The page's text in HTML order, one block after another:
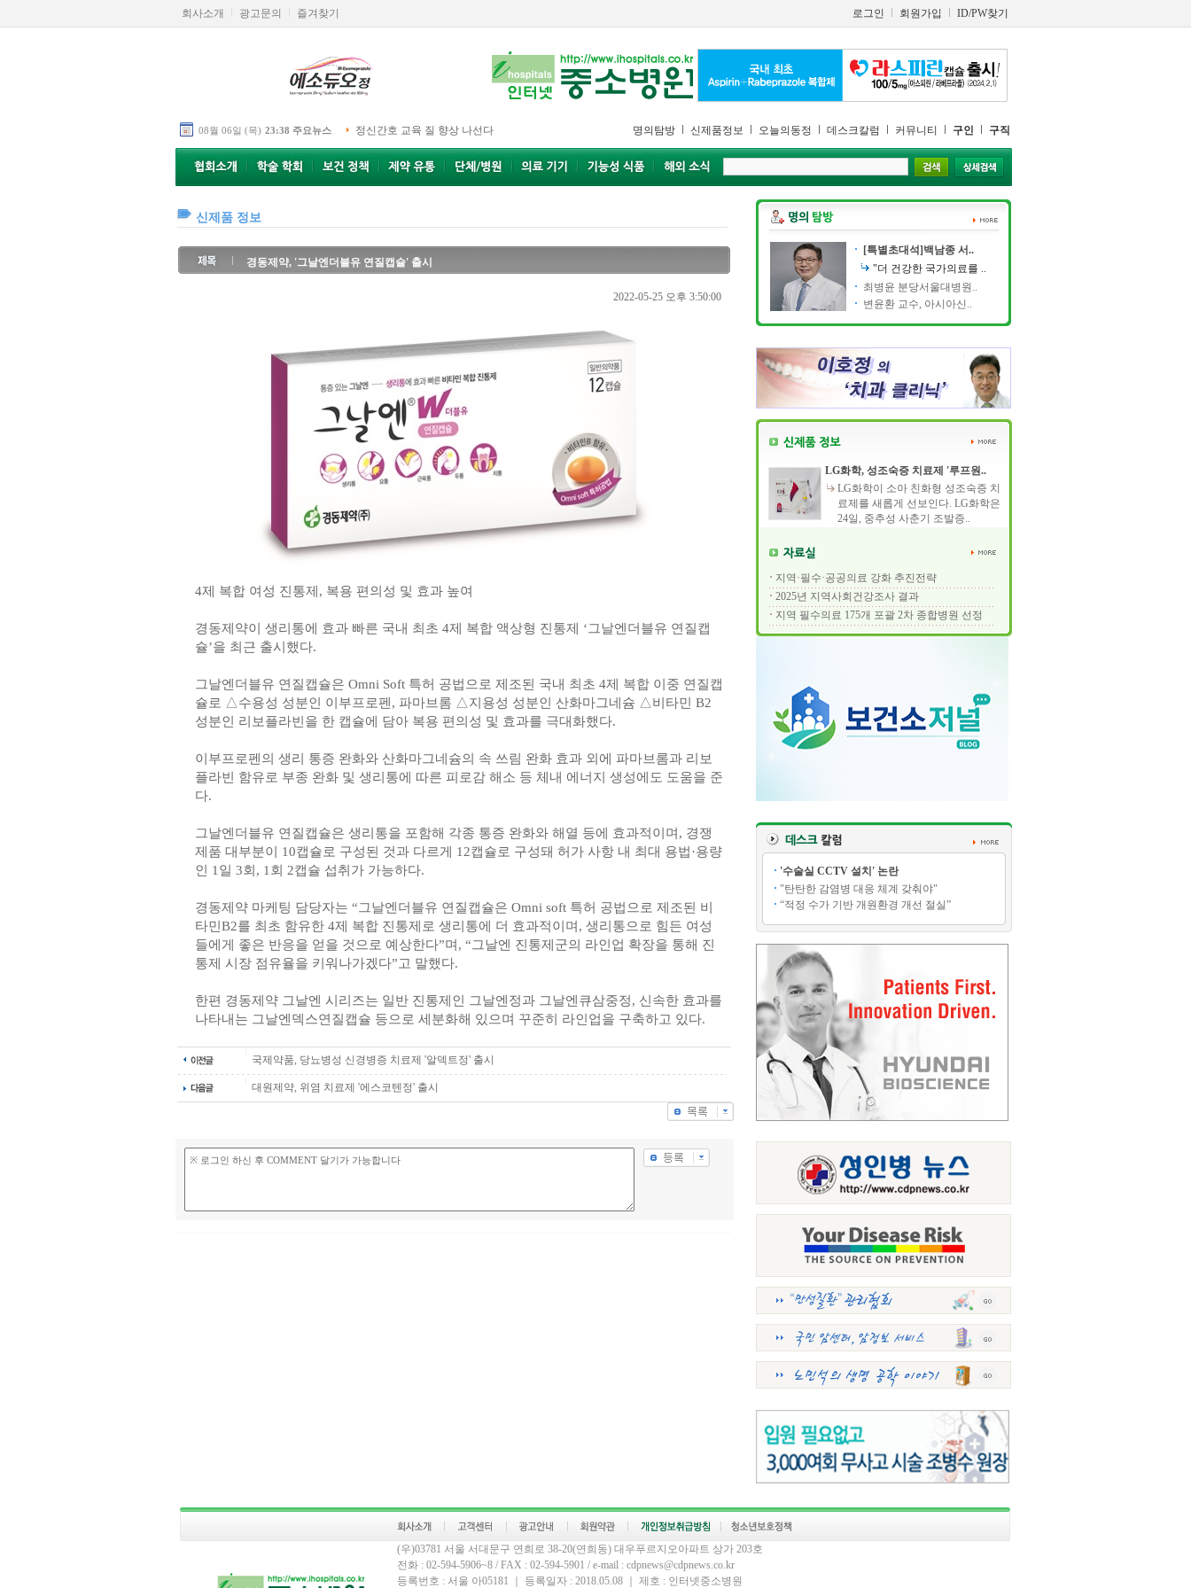
회사소개 광고문의 즐겨찾기 로그인 회원가입 ID/PW찾기
08월 06일 (목) 23:38 주요뉴스 정신간호 교육 질 향상 나선다 명의탐방 신제품정보 오늘의동정 데스크칼럼 커뮤니티 구인 구직
신제품 정보
경동제약, '그날엔더블유 연질캡슐' 출시
2022-05-25 오후 3:50:00
4제 복합 여성 진통제, 복용 편의성 및 효과 높여
경동제약이 생리통에 효과 빠른 국내 최초 4제 복합 액상형 진통제 ‘그날엔더블유 연질캡
슐’을 최근 출시했다.
그날엔더블유 연질캡슐은 Omni Soft 특허 공법으로 제조된 국내 최초 4제 복합 이중 연질캡
슐로 △수용성 성분인 이부프로펜, 파마브롬 △지용성 성분인 산화마그네슘 △비타민 B2
성분인 리보플라빈을 한 캡슐에 담아 복용 편의성 및 효과를 극대화했다.
이부프로펜의 생리 통증 완화와 산화마그네슘의 속 쓰림 완화 효과 외에 파마브롬과 리보
플라빈 함유로 부종 완화 및 생리통에 따른 피로감 해소 등 체내 에너지 생성에도 도움을 준
다.
그날엔더블유 연질캡슐은 생리통을 포함해 각종 통증 완화와 해열 등에 효과적이며, 경쟁
제품 대부분이 10캡슐로 구성된 것과 다르게 12캡슐로 구성돼 허가 사항 내 최대 용법·용량
인 1일 3회, 1회 2캡슐 섭취가 가능하다.
경동제약 마케팅 담당자는 “그날엔더블유 연질캡슐은 Omni soft 특허 공법으로 제조된 비
타민B2를 최초 함유한 4제 복합 진통제로 생리통에 더 효과적이며, 생리통으로 힘든 여성
들에게 좋은 반응을 얻을 것으로 예상한다”며, “그날엔 진통제군의 라인업 확장을 통해 진
통제 시장 점유율을 키워나가겠다”고 말했다.
한편 경동제약 그날엔 시리즈는 일반 진통제인 그날엔정과 그날엔큐삼중정, 신속한 효과를
나타내는 그날엔덱스연질캡슐 등으로 세분화해 있으며 꾸준히 라인업을 구축하고 있다.
국제약품, 당뇨병성 신경병증 치료제 '알덱트정' 출시
대원제약, 위염 치료제 '에스코텐정' 출시
[특별초대석]백남종 서..
"더 건강한 국가의료를 ..
최병윤 분당서울대병원..
변윤환 교수, 아시아신..
LG화학, 성조숙증 치료제 '루프원..
LG화학이 소아 친화형 성조숙증 치
료제를 새롭게 선보인다. LG화학은
24일, 중추성 사춘기 조발증..
지역·필수·공공의료 강화 추진전략
2025년 지역사회건강조사 결과
지역 필수의료 175개 포괄 2차 종합병원 선정
'수술실 CCTV 설치' 논란
"탄탄한 감염병 대응 체계 갖춰야"
“적정 수가 기반 개원환경 개선 절실”
(우)03781 서울 서대문구 연희로 38-20(연희동) 대우푸르지오아파트 상가 203호
전화 : 02-594-5906~8 / FAX : 02-594-5901 / e-mail : cdpnews@cdpnews.co.kr
등록번호 : 서울 아05181 ｜ 등록일자 : 2018.05.08 ｜ 제호 : 인터넷중소병원